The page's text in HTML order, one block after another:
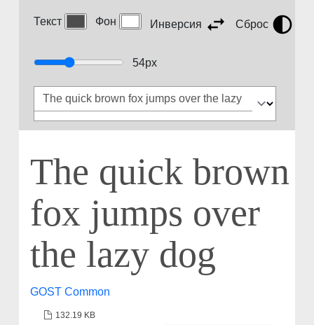
Текст Фон Инверсия Сброс
54px
The quick brown
fox jumps over
the lazy dog
GOST Common
132.19 KB